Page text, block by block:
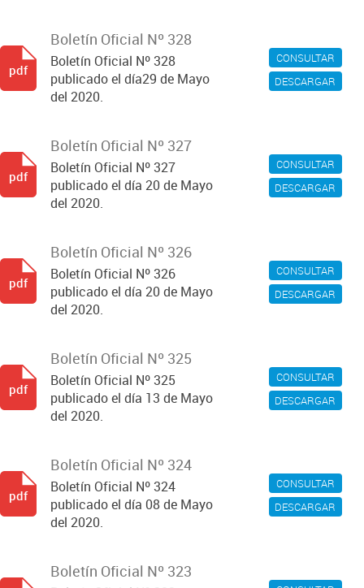
CONSULTAR
DESCARGAR
Boletín Oficial Nº 328
Boletín Oficial Nº 328
publicado el día29 de Mayo
del 2020.
pdf
CONSULTAR
DESCARGAR
Boletín Oficial Nº 327
Boletín Oficial Nº 327
publicado el día 20 de Mayo
del 2020.
pdf
CONSULTAR
DESCARGAR
Boletín Oficial Nº 326
Boletín Oficial Nº 326
publicado el día 20 de Mayo
del 2020.
pdf
CONSULTAR
DESCARGAR
Boletín Oficial Nº 325
Boletín Oficial Nº 325
publicado el día 13 de Mayo
del 2020.
pdf
CONSULTAR
DESCARGAR
Boletín Oficial Nº 324
Boletín Oficial Nº 324
publicado el día 08 de Mayo
del 2020.
pdf
Boletín Oficial Nº 323